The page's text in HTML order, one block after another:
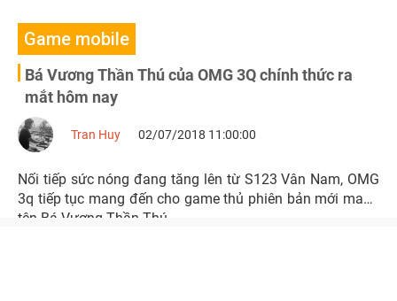
Game mobile
Bá Vương Thần Thú của OMG 3Q chính thức ra
mắt hôm nay
Tran Huy 02/07/2018 11:00:00
Nối tiếp sức nóng đang tăng lên từ S123 Vân Nam, OMG
3q tiếp tục mang đến cho game thủ phiên bản mới mang
tên Bá Vương Thần Thú.